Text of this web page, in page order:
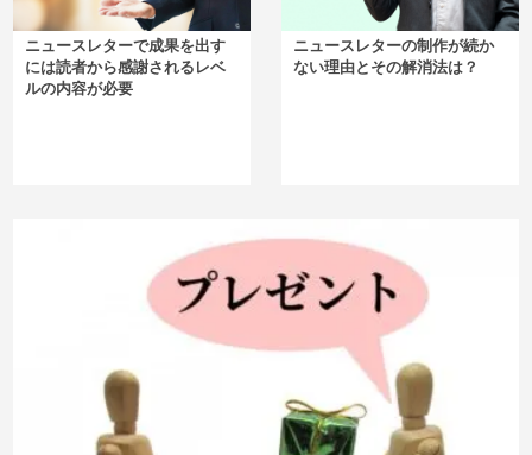
ニュースレターで成果を出す
には読者から感謝されるレベ
ルの内容が必要
ニュースレターの制作が続か
ない理由とその解消法は？